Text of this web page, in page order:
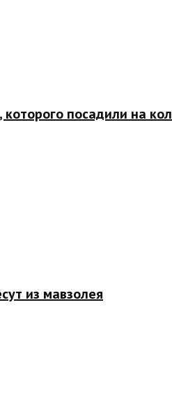
посадили на кол
из мавзолея